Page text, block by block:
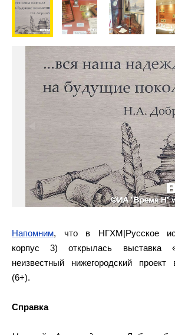
Напомним, что в НГХМ|Русское
корпус 3) открылась выставка
неизвестный нижегородский проект
(6+).
Справка